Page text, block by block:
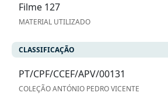
Filme 127
MATERIAL UTILIZADO
CLASSIFICAÇÃO
PT/CPF/CCEF/APV/00131
COLEÇÃO ANTÓNIO PEDRO VICENTE